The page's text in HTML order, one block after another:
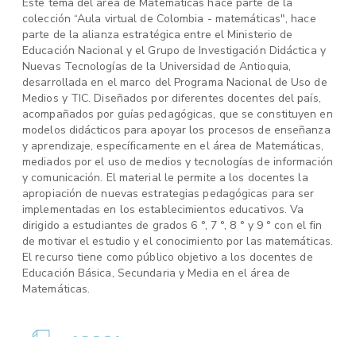
colección “Aula virtual de Colombia - matemáticas", hace
parte de la alianza estratégica entre el Ministerio de
Educación Nacional y el Grupo de Investigación Didáctica y
Nuevas Tecnologías de la Universidad de Antioquia,
desarrollada en el marco del Programa Nacional de Uso de
Medios y TIC. Diseñados por diferentes docentes del país,
acompañados por guías pedagógicas, que se constituyen en
modelos didácticos para apoyar los procesos de enseñanza
y aprendizaje, específicamente en el área de Matemáticas,
mediados por el uso de medios y tecnologías de información
y comunicación. El material le permite a los docentes la
apropiación de nuevas estrategias pedagógicas para ser
implementadas en los establecimientos educativos. Va
dirigido a estudiantes de grados 6 °, 7 °, 8 ° y 9 ° con el fin
de motivar el estudio y el conocimiento por las matemáticas.
El recurso tiene como público objetivo a los docentes de
Educación Básica, Secundaria y Media en el área de
Matemáticas.